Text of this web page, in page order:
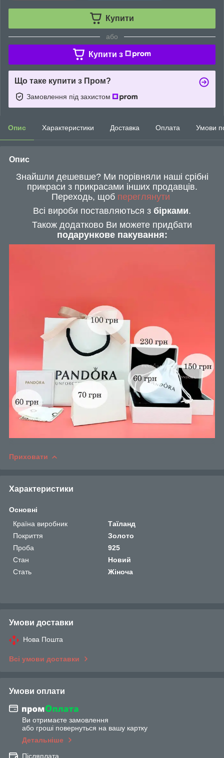
Купити
або
Купити з
Що таке купити з Пром?
Замовлення під захистом
Опис Характеристики Доставка Оплата Умови
Опис
Знайшли дешевше? Ми порівняли наші срібні
прикраси з прикрасами інших продавців.
Переходь, щоб переглянути
Всі вироби поставляються з бірками.
Також додатково Ви можете придбати
подарункове пакування:
Приховати
Характеристики
Основні
Країна виробник
Таїланд
Покриття
Золото
Проба
925
Стан
Новий
Стать
Жіноча
Умови доставки
Нова Пошта
Всі умови доставки
Умови оплати
Ви отримаєте замовлення
або гроші повернуться на вашу картку
Детальніше
Післяплата